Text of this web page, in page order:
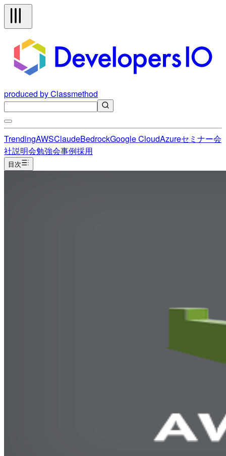
produced by Classmethod
TrendingAWSClaudeBedrockGoogle CloudAzureセミナー会
社説明会勉強会事例採用
目次